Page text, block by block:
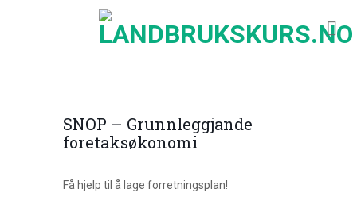
SNOP – Grunnleggjande
foretaksøkonomi
Få hjelp til å lage forretningsplan!